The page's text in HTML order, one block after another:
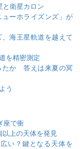
と衛星カロン
ーホライズンズ」が
海王星軌道を越えて
を精密測定
たか 答えは来夏の冥
う
座で衝
上の天体を発見
い？鍵となる天体を